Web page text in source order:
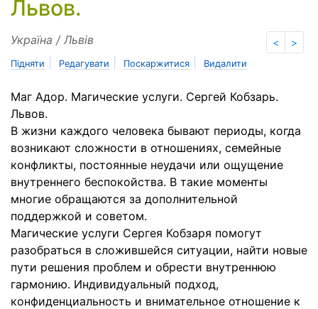
Львов.
< >
Україна / Львів
Підняти Редагувати Поскаржитися Видалити
Маг Адор. Магические услуги. Сергей Кобзарь.
Львов.
В жизни каждого человека бывают периоды, когда
возникают сложности в отношениях, семейные
конфликты, постоянные неудачи или ощущение
внутреннего беспокойства. В такие моменты
многие обращаются за дополнительной
поддержкой и советом.
Магические услуги Сергея Кобзаря помогут
разобраться в сложившейся ситуации, найти новые
пути решения проблем и обрести внутреннюю
гармонию. Индивидуальный подход,
конфиденциальность и внимательное отношение к